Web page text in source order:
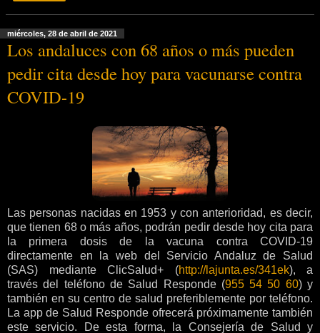
miércoles, 28 de abril de 2021
Los andaluces con 68 años o más pueden
pedir cita desde hoy para vacunarse contra
COVID-19
Las personas nacidas en 1953 y con anterioridad, es decir,
que tienen 68 o más años, podrán pedir desde hoy cita para
la primera dosis de la vacuna contra COVID-19
directamente en la web del Servicio Andaluz de Salud
(SAS) mediante ClicSalud+ (http://lajunta.es/341ek), a
través del teléfono de Salud Responde (955 54 50 60) y
también en su centro de salud preferiblemente por teléfono.
La app de Salud Responde ofrecerá próximamente también
este servicio. De esta forma, la Consejería de Salud y